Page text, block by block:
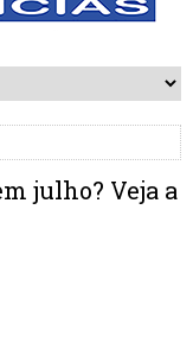
julho? Veja a